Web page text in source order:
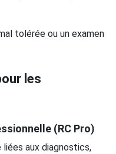
tolérée ou un examen
les
(RC Pro)
aux diagnostics,